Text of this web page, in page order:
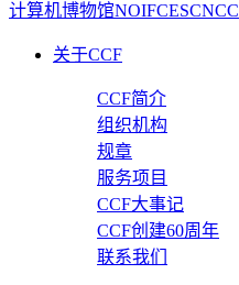
计算机博物馆NOIFCESCNCC
关于CCF
CCF简介
组织机构
规章
服务项目
CCF大事记
CCF创建60周年
联系我们